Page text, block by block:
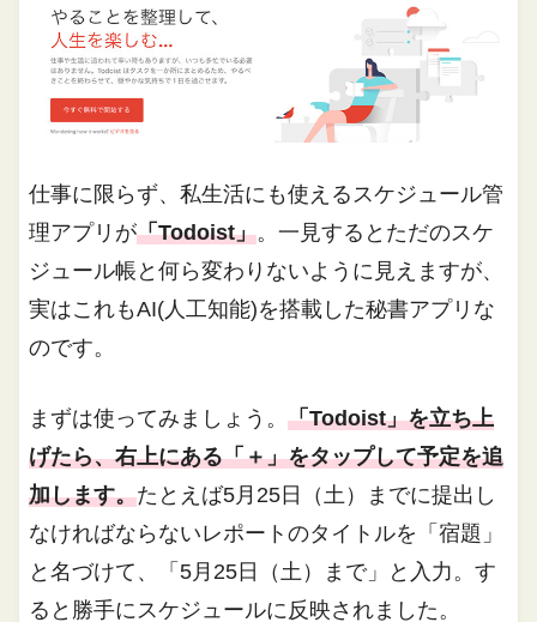
仕事に限らず、私生活にも使えるスケジュール管
理アプリが「Todoist」。一見するとただのスケ
ジュール帳と何ら変わりないように見えますが、
実はこれもAI(人工知能)を搭載した秘書アプリな
のです。
まずは使ってみましょう。「Todoist」を立ち上
げたら、右上にある「＋」をタップして予定を追
加します。たとえば5月25日（土）までに提出し
なければならないレポートのタイトルを「宿題」
と名づけて、「5月25日（土）まで」と入力。す
ると勝手にスケジュールに反映されました。